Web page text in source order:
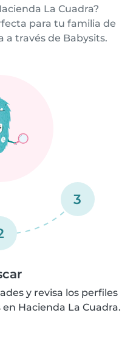
La Cuadra?
para tu familia de
a través de Babysits.
3
y revisa los perfiles
Hacienda La Cuadra.